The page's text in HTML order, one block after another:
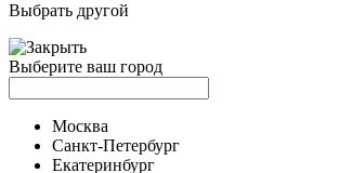
Выбрать другой
Выберите ваш город
Москва
Санкт-Петербург
Екатеринбург